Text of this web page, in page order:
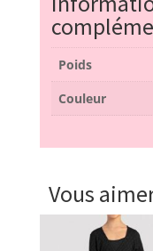
Poids
Couleur
Vous